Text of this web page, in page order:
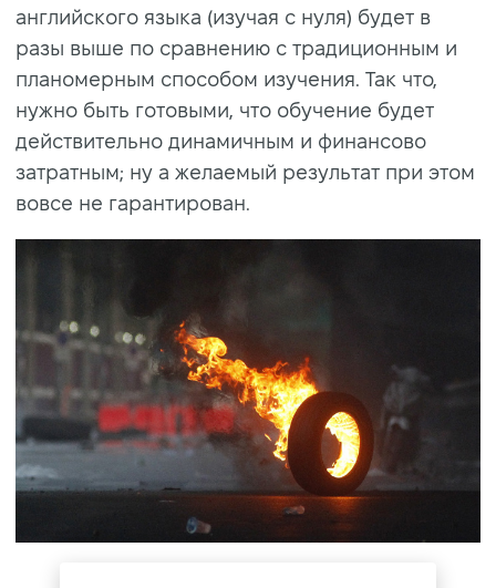
английского языка (изучая с нуля) будет в
разы выше по сравнению с традиционным и
планомерным способом изучения. Так что,
нужно быть готовыми, что обучение будет
действительно динамичным и финансово
затратным; ну а желаемый результат при этом
вовсе не гарантирован.